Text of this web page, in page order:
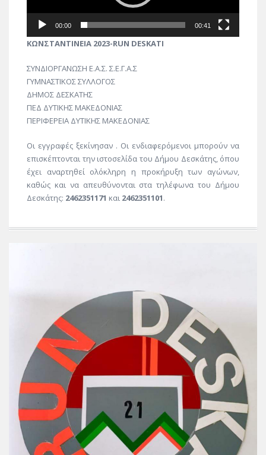
00:00 00:41
ΚΩΝΣΤΑΝΤΙΝΕΙΑ 2023-RUN DESKATI
ΣΥΝΔΙΟΡΓΑΝΩΣΗ Ε.Α.Σ. Σ.Ε.Γ.Α.Σ
ΓΥΜΝΑΣΤΙΚΟΣ ΣΥΛΛΟΓΟΣ
ΔΗΜΟΣ ΔΕΣΚΑΤΗΣ
ΠΕΔ ΔΥΤΙΚΗΣ ΜΑΚΕΔΟΝΙΑΣ
ΠΕΡΙΦΕΡΕΙΑ ΔΥΤΙΚΗΣ ΜΑΚΕΔΟΝΙΑΣ
Οι εγγραφές ξεκίνησαν . Οι ενδιαφερόμενοι μπορούν να
επισκέπτονται την ιστοσελίδα του Δήμου Δεσκάτης, όπου
έχει αναρτηθεί ολόκληρη η προκήρυξη των αγώνων,
καθώς και να απευθύνονται στα τηλέφωνα του Δήμου
Δεσκάτης: 2462351171 και 2462351101.